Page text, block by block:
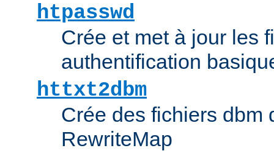
htpasswd
Crée et met à jour les
authentification
httxt2dbm
Crée des fichiers dbm
RewriteMap